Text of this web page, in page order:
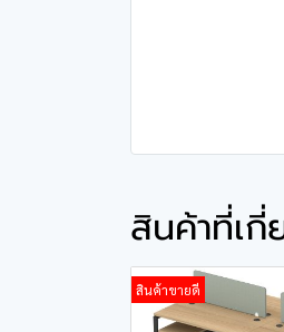
สินค้าที่เ
สินค้าขายดี